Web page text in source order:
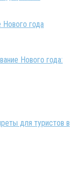
Нового года:
для туристов в